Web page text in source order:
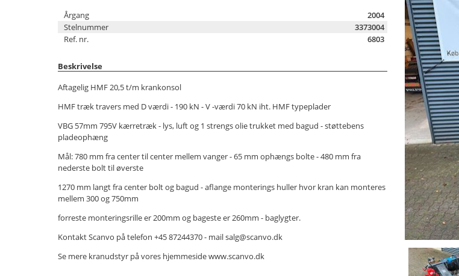
Årgang
2004
Stelnummer
3373004
Ref. nr.
6803
Beskrivelse
Aftagelig HMF 20,5 t/m krankonsol
HMF træk travers med D værdi - 190 kN - V -værdi 70 kN iht. HMF typeplader
VBG 57mm 795V kærretræk - lys, luft og 1 strengs olie trukket med bagud - støttebens
pladeophæng
Mål: 780 mm fra center til center mellem vanger - 65 mm ophængs bolte - 480 mm fra
nederste bolt til øverste
1270 mm langt fra center bolt og bagud - aflange monterings huller hvor kran kan monteres
mellem 300 og 750mm
forreste monteringsrille er 200mm og bageste er 260mm - baglygter.
Kontakt Scanvo på telefon +45 87244370 - mail salg@scanvo.dk
Se mere kranudstyr på vores hjemmeside www.scanvo.dk